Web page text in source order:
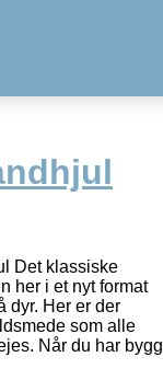
Det klassiske
her i et nyt format
dyr. Her er der
som alle
Når du har bygg